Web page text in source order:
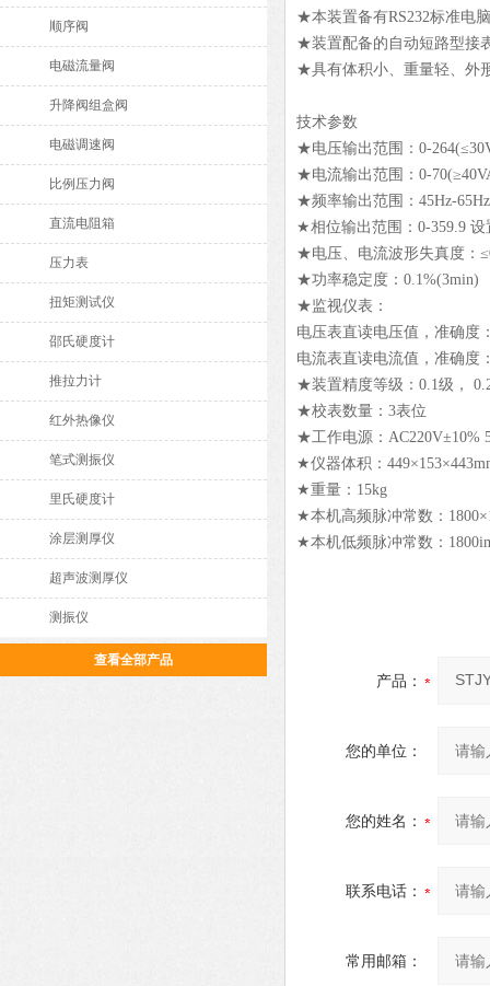
顺序阀
电磁流量阀
升降阀组盒阀
电磁调速阀
比例压力阀
直流电阻箱
压力表
扭矩测试仪
邵氏硬度计
推拉力计
红外热像仪
笔式测振仪
里氏硬度计
涂层测厚仪
超声波测厚仪
测振仪
查看全部产品
★本装置备有RS232标准电
★装置配备的自动短路型接
★具有体积小、重量轻、外
技术参数
★电压输出范围：0-
★电流输出范围：0-
★频率输出范围：45Hz-
★相位输出范围：0-359.9 设
★电压、电流波形失真度：
★功率稳定度：0.1%(3min)
★监视仪表：
电压表直读电压值，准确度
电流表直读电流值，准确度
★装置精度等级：0.1级，
★校表数量：3表位
★工作电源：AC220V±10%
★仪器体积：
★重量：15kg
★本机高频脉冲常数：
★本机低频脉冲常数：
产品：
您的单位：
您的姓名：
联系电话：
常用邮箱：